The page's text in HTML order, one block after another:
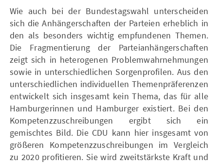
Wie auch bei der Bundestagswahl unterscheiden
sich die Anhängerschaften der Parteien erheblich in
den als besonders wichtig empfundenen Themen.
Die Fragmentierung der Parteianhängerschaften
zeigt sich in heterogenen Problemwahrnehmungen
sowie in unterschiedlichen Sorgenprofilen. Aus den
unterschiedlichen individuellen Themenpräferenzen
entwickelt sich insgesamt kein Thema, das für alle
Hamburgerinnen und Hamburger existiert. Bei den
Kompetenzzuschreibungen ergibt sich ein
gemischtes Bild. Die CDU kann hier insgesamt von
größeren Kompetenzzuschreibungen im Vergleich
zu 2020 profitieren. Sie wird zweitstärkste Kraft und